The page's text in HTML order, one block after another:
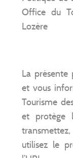
Office du
Lozère
La
et vous
Tourisme
et protège
utilisez le